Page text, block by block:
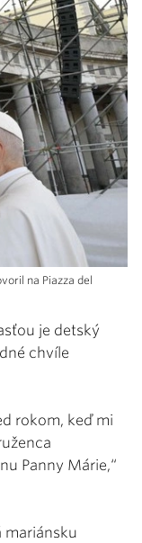
na Piazza del
je detský
chvíle
rokom, keď mi
Panny Márie,“
mariánsku